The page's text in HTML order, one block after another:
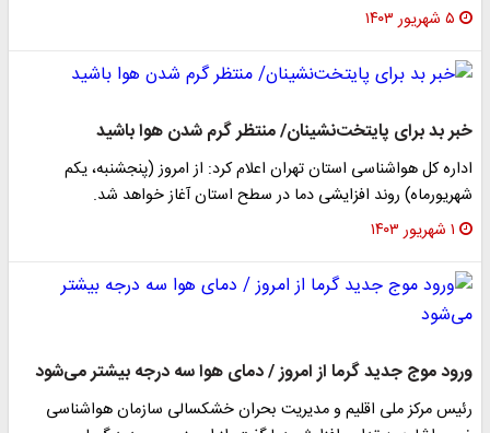
۵ شهریور ۱۴۰۳
خبر بد برای پایتخت‌نشینان/ منتظر گرم شدن هوا باشید
اداره کل هواشناسی استان تهران اعلام کرد: از امروز (پنجشنبه، یکم
شهریورماه) روند افزایشی دما در سطح استان آغاز خواهد شد.
۱ شهریور ۱۴۰۳
ورود موج جدید گرما از امروز / دمای هوا سه درجه بیشتر می‌شود
رئیس مرکز ملی اقلیم و مدیریت بحران خشکسالی سازمان هواشناسی